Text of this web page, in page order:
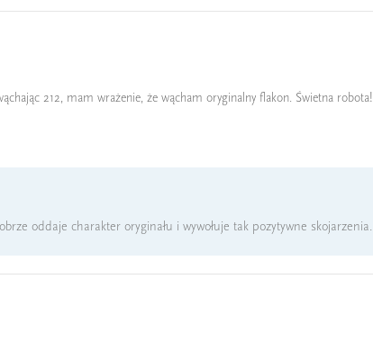
212, mam wrażenie, że wącham oryginalny flakon. Świetna robota!
oddaje charakter oryginału i wywołuje tak pozytywne skojarzenia.